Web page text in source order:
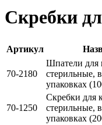
Скребки
Артикул
70-2180
Шпатели для
стерильные,
упаковках
70-1250
Скребки для
стерильные,
упаковках